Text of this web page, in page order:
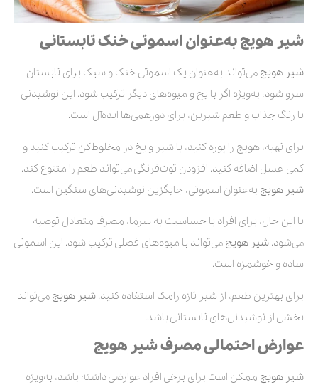
شیر هویج به‌عنوان اسموتی خنک تابستانی
شیر هویج می‌تواند به‌عنوان یک اسموتی خنک و سبک برای تابستان
سرو شود، به‌ویژه اگر با یخ و میوه‌های دیگر ترکیب شود. این نوشیدنی
با رنگ جذاب و طعم شیرین، برای دورهمی‌ها ایده‌آل است.
برای تهیه، هویج را پوره کنید، با شیر و یخ در مخلوط‌کن ترکیب کنید و
کمی عسل اضافه کنید. افزودن توت‌فرنگی می‌تواند طعم را متنوع کند.
شیر هویج به‌عنوان اسموتی، جایگزین نوشیدنی‌های سنگین است.
با این حال، برای افراد با حساسیت به سرما، مصرف متعادل توصیه
می‌شود. شیر هویج می‌تواند با میوه‌های فصلی ترکیب شود. این اسموتی
ساده و خوشمزه است.
برای بهترین طعم، از شیر تازه رامک استفاده کنید. شیر هویج می‌تواند
بخشی از نوشیدنی‌های تابستانی باشد.
عوارض احتمالی مصرف شیر هویج
شیر هویج ممکن است برای برخی افراد عوارضی داشته باشد، به‌ویژه